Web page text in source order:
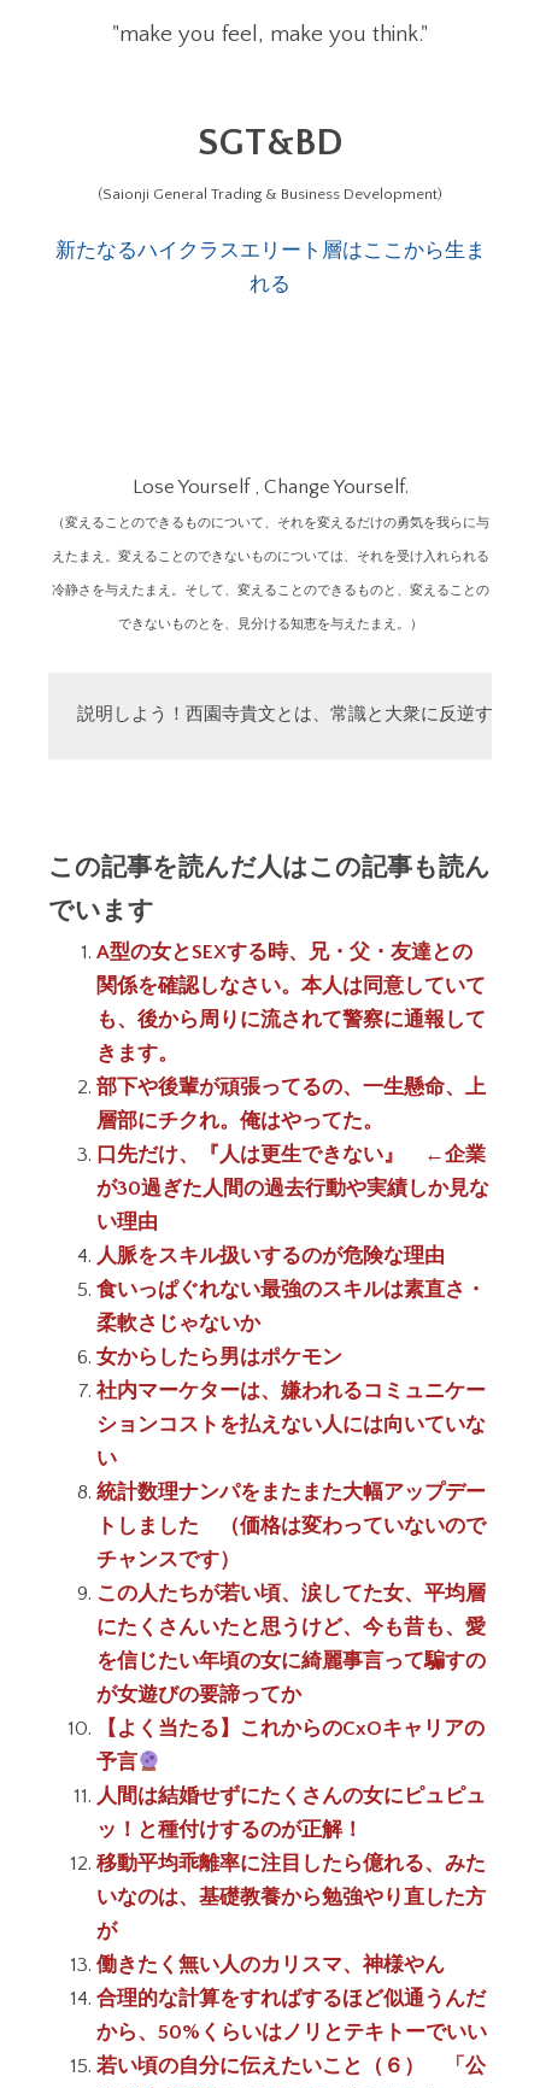
"make you feel, make you think."
SGT&BD
(Saionji General Trading & Business Development)
新たなるハイクラスエリート層はここから生ま
れる
Lose Yourself , Change Yourself.
（変えることのできるものについて、それを変えるだけの勇気を我らに与
えたまえ。変えることのできないものについては、それを受け入れられる
冷静さを与えたまえ。そして、変えることのできるものと、変えることの
できないものとを、見分ける知恵を与えたまえ。）
説明しよう！西園寺貴文とは、常識と大衆に反逆する
この記事を読んだ人はこの記事も読ん
でいます
A型の女とSEXする時、兄・父・友達との
関係を確認しなさい。本人は同意していて
も、後から周りに流されて警察に通報して
きます。
部下や後輩が頑張ってるの、一生懸命、上
層部にチクれ。俺はやってた。
口先だけ、『人は更生できない』 ←企業
が30過ぎた人間の過去行動や実績しか見な
い理由
人脈をスキル扱いするのが危険な理由
食いっぱぐれない最強のスキルは素直さ・
柔軟さじゃないか
女からしたら男はポケモン
社内マーケターは、嫌われるコミュニケー
ションコストを払えない人には向いていな
い
統計数理ナンパをまたまた大幅アップデー
トしました （価格は変わっていないので
チャンスです）
この人たちが若い頃、涙してた女、平均層
にたくさんいたと思うけど、今も昔も、愛
を信じたい年頃の女に綺麗事言って騙すの
が女遊びの要諦ってか
【よく当たる】これからのCxOキャリアの
予言
人間は結婚せずにたくさんの女にピュピュ
ッ！と種付けするのが正解！
移動平均乖離率に注目したら億れる、みた
いなのは、基礎教養から勉強やり直した方
が
働きたく無い人のカリスマ、神様やん
合理的な計算をすればするほど似通うんだ
から、50%くらいはノリとテキトーでいい
若い頃の自分に伝えたいこと（６） 「公